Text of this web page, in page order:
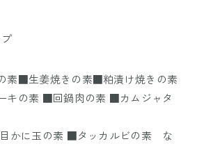
素■生姜焼きの素■粕漬け焼きの素
キの素 ■回鍋肉の素 ■カムジャタ
かに玉の素 ■タッカルビの素 な